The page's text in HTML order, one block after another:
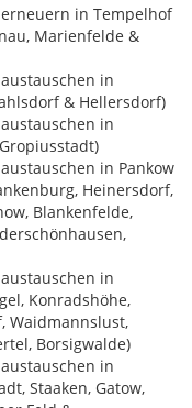
in Tempelhof
Marienfelde &
in
& Hellersdorf)
in
in Pankow
Heinersdorf,
Blankenfelde,
in
Konradshöhe,
Waidmannslust,
Borsigwalde)
in
Staaken, Gatow,